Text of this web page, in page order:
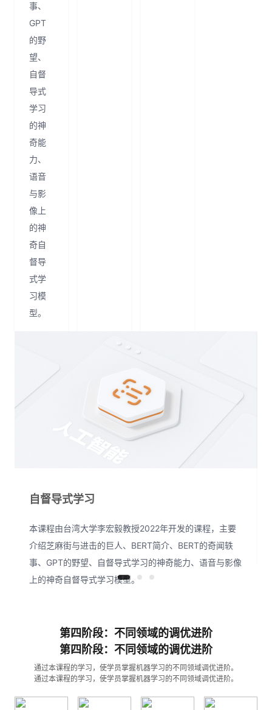
事、
GPT
的野
望、
自督
导式
学习
的神
奇能
力、
语音
与影
像上
的神
奇自
督导
式学
习模
型。
自督导式学习
本课程由台湾大学李宏毅教授2022年开发的课程，主要
介绍芝麻街与进击的巨人、BERT简介、BERT的奇闻轶
事、GPT的野望、自督导式学习的神奇能力、语音与影像
上的神奇自督导式学习模型。
第四阶段：不同领域的调优进阶
第四阶段：不同领域的调优进阶
通过本课程的学习，使学员掌握机器学习的不同领域调优进阶。
通过本课程的学习，使学员掌握机器学习的不同领域调优进阶。